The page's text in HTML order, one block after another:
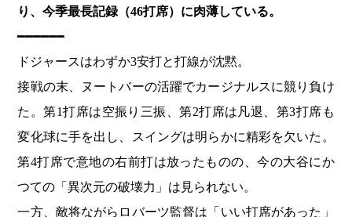
り、今季最長記録（46打席）に肉薄している。
━━━━━━
ドジャースはわずか3安打と打線が沈黙。
接戦の末、ヌートバーの活躍でカージナルスに競り負け
た。第1打席は空振り三振、第2打席は凡退、第3打席も
変化球に手を出し、スイングは明らかに精彩を欠いた。
第4打席で意地の右前打は放ったものの、今の大谷にか
つての「異次元の破壊力」は見られない。
一方、敵将ながらロバーツ監督は「いい打席があった」